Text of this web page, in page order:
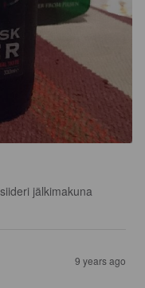
jälkimakuna
9 years ago